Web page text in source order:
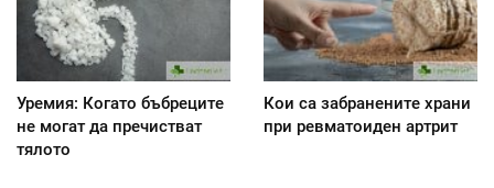
Уремия: Когато бъбреците
не могат да пречистват
тялото
Кои са забранените храни
при ревматоиден артрит